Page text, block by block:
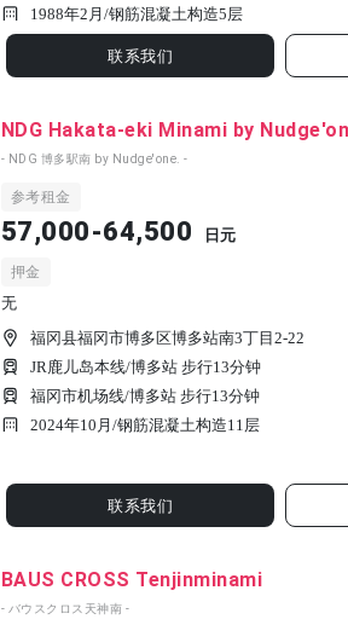
1988年2月/钢筋混凝土构造5层
联系我们
NDG Hakata-eki Minami by
- NDG 博多駅南 by Nudge'one. -
参考租金
57,000-64,500 日元
押金
无
福冈县福冈市博多区博多站南3丁目2-22
JR鹿儿岛本线/博多站 步行13分钟
福冈市机场线/博多站 步行13分钟
2024年10月/钢筋混凝土构造11层
联系我们
BAUS CROSS Tenjinminami
- バウスクロス天神南 -